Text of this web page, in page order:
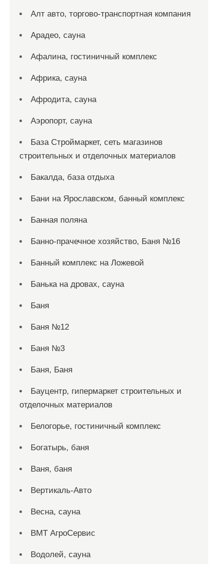
Алт авто, торгово-транспортная компания
Арадео, сауна
Афалина, гостиничный комплекс
Африка, сауна
Афродита, сауна
Аэропорт, сауна
База Строймаркет, сеть магазинов
строительных и отделочных материалов
Бакалда, база отдыха
Бани на Ярославском, банный комплекс
Банная поляна
Банно-прачечное хозяйство, Баня №16
Банный комплекс на Ложевой
Банька на дровах, сауна
Баня
Баня №12
Баня №3
Баня, Баня
Бауцентр, гипермаркет строительных и
отделочных материалов
Белогорье, гостиничный комплекс
Богатырь, баня
Ваня, баня
Вертикаль-Авто
Весна, сауна
ВМТ АгроСервис
Водолей, сауна